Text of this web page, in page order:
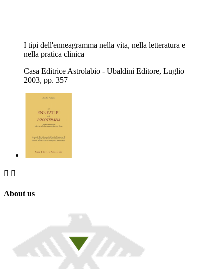
I tipi dell'enneagramma nella vita, nella letteratura e
nella pratica clinica
Casa Editrice Astrolabio - Ubaldini Editore, Luglio
2003, pp. 357
 
About us